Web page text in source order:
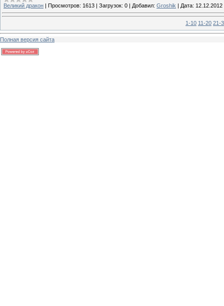
Великий дракон | Просмотров: 1613 | Загрузок: 0 | Добавил: Groshik | Дата: 12.12.2012
1-10 11-20 21-
Полная версия сайта